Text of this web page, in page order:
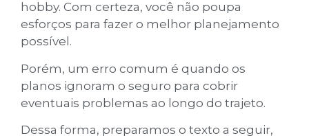
hobby. Com certeza, você não poupa
esforços para fazer o melhor planejamento
possível.
Porém, um erro comum é quando os
planos ignoram o seguro para cobrir
eventuais problemas ao longo do trajeto.
Dessa forma, preparamos o texto a seguir,